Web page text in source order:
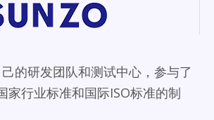
的研发团队和测试中心，参与了
家行业标准和国际ISO标准的制